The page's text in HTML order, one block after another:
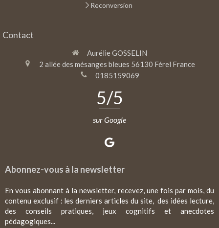
Reconversion
Contact
Aurélie GOSSELIN
2 allée des mésanges bleues 56130 Férel France
0185159069
5/5
sur Google
Abonnez-vous à la newsletter
En vous abonnant à la newsletter, recevez, une fois par mois, du
contenu exclusif : les derniers articles du site, des idées lecture,
des conseils pratiques, jeux cognitifs et anecdotes
pédagogiques...